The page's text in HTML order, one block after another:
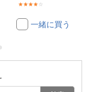
一緒に買う